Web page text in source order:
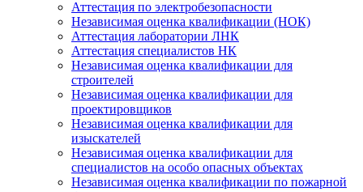
Аттестация по электробезопасности
Независимая оценка квалификации (НОК)
Аттестация лаборатории ЛНК
Аттестация специалистов НК
Независимая оценка квалификации для
строителей
Независимая оценка квалификации для
проектировщиков
Независимая оценка квалификации для
изыскателей
Независимая оценка квалификации для
специалистов на особо опасных объектах
Независимая оценка квалификации по пожарной